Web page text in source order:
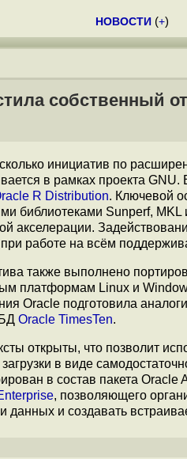
НОВОСТИ (+)
собственный
инициатив по
в рамках проекта
R Distribution. Ключевой
библиотеками Sunperf,
акселерации.
работе на всём
также выполнено
платформам Linux и
Oracle подготовила
Oracle TimesTen.
открыты, что позволит
в виде
в состав пакета
, позволяющего
данных и создавать